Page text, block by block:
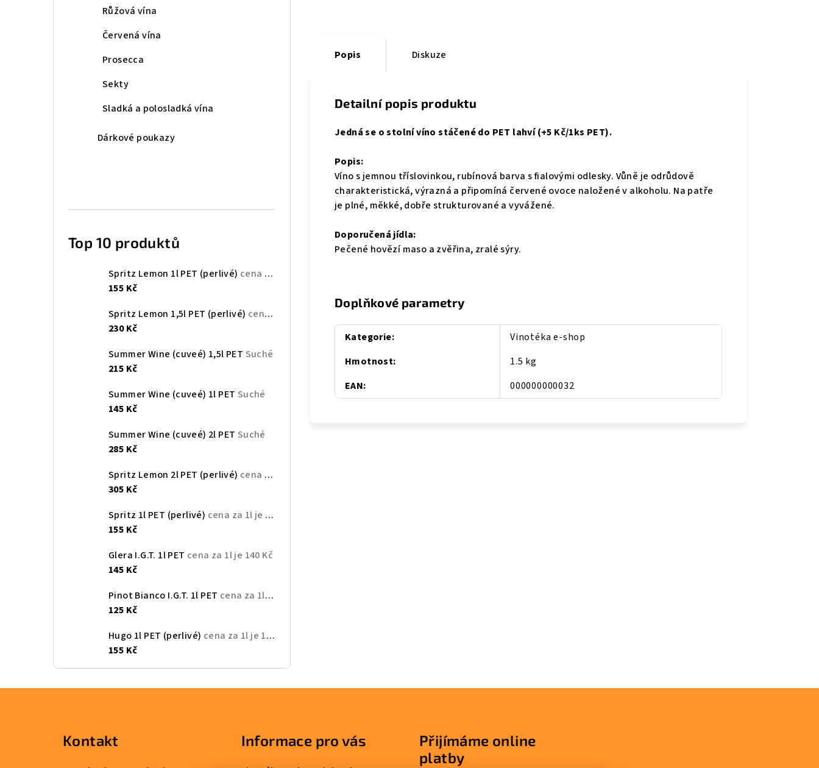
Růžová vína
Červená vína
Prosecca
Sekty
Sladká a polosladká vína
Dárkové poukazy
Top 10 produktů
Spritz Lemon 1l PET (perlivé) cena za 1l je 150 Kč
155 Kč
Spritz Lemon 1,5l PET (perlivé) cena za 1l je 150 Kč
230 Kč
Summer Wine (cuveé) 1,5l PET Suché
215 Kč
Summer Wine (cuveé) 1l PET Suché
145 Kč
Summer Wine (cuveé) 2l PET Suché
285 Kč
Spritz Lemon 2l PET (perlivé) cena za 1l je 150 Kč
305 Kč
Spritz 1l PET (perlivé) cena za 1l je 150 Kč
155 Kč
Glera I.G.T. 1l PET cena za 1l je 140 Kč
145 Kč
Pinot Bianco I.G.T. 1l PET cena za 1l je 120 Kč
125 Kč
Hugo 1l PET (perlivé) cena za 1l je 150 Kč
155 Kč
Popis Diskuze
Detailní popis produktu
Jedná se o stolní víno stáčené do PET lahví (+5 Kč/1ks PET).
Popis:
Víno s jemnou tříslovinkou, rubínová barva s fialovými odlesky. Vůně je odrůdově
charakteristická,výrazná a připomíná červené ovoce naložené v alkoholu. Na patře
je plné, měkké, dobře strukturované a vyvážené.
Doporučená jídla:
Pečené hovězí maso a zvěřina, zralé sýry.
Doplňkové parametry
Kategorie:
Vinotéka e-shop
Hmotnost:
1.5 kg
EAN: 000000000032
Kontakt Informace pro vás
Přijímáme online
platby